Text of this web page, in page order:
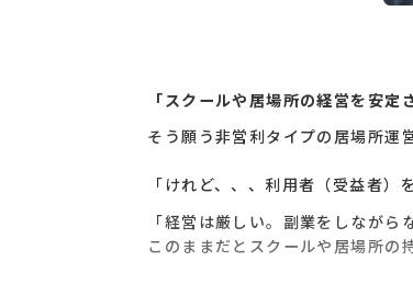
「スクールや居場所の経営を安定
そう願う非営利タイプの居場所運
「けれど、、、利用者（受益者）
「経営は厳しい。副業をしながら
このままだとスクールや居場所の